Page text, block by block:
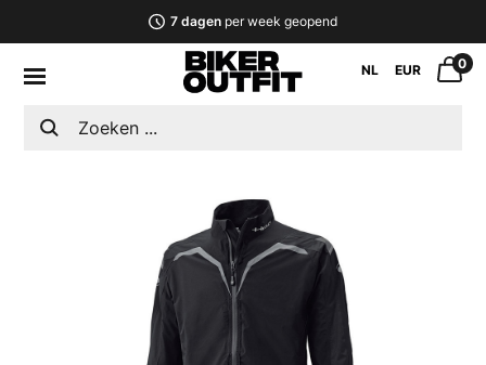
7 dagenper week geopend
NL EUR 0